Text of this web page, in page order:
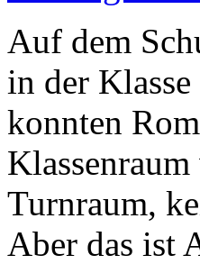
Auf dem
in der
konnten
Turnraum,
Aber das ist